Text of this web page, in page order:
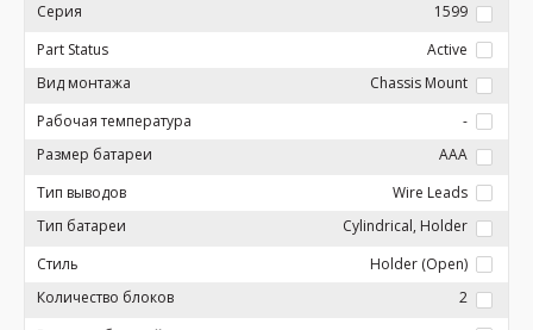
Серия
1599
Part Status
Active
Вид монтажа
Chassis Mount
Рабочая температура
-
Размер батареи
AAA
Тип выводов
Wire Leads
Тип батареи
Cylindrical, Holder
Стиль
Holder (Open)
Количество блоков
2